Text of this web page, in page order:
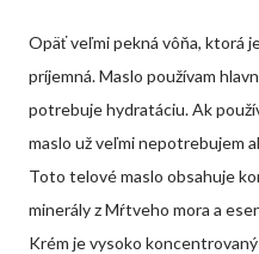
Opäť veľmi pekná vôňa, ktorá
príjemná. Maslo používam
potrebuje hydratáciu. Ak
maslo už veľmi nepotrebujem
Toto telové maslo obsahuje
minerály z Mŕtveho mora a
Krém je vysoko